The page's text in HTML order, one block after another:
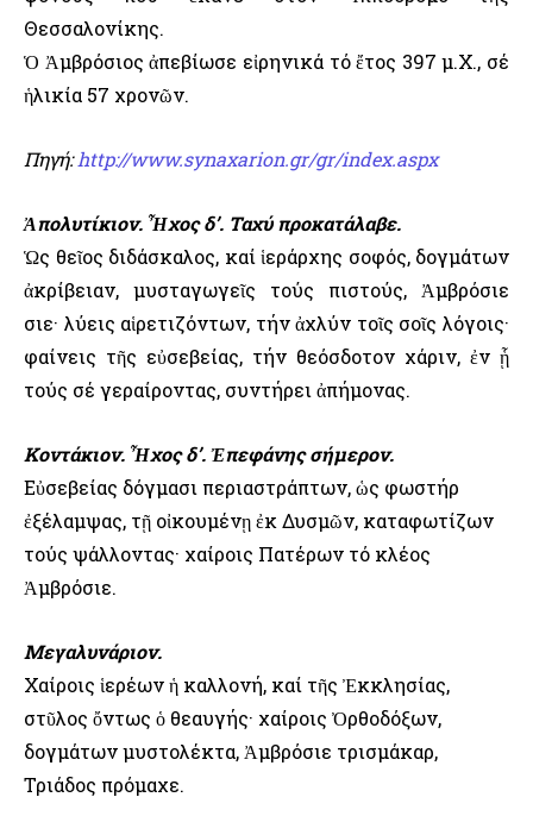
Θεσσαλονίκης.
Ὁ Ἀμβρόσιος ἀπεβίωσε εἰρηνικά τό ἔτος 397 μ.Χ., σέ
ἡλικία 57 χρονῶν.
Πηγή:http://www.synaxarion.gr/gr/index.aspx
Ἀπολυτίκιον. Ἦχος δ’. Ταχύ προκατάλαβε.
Ὡς θεῖος διδάσκαλος, καί ἱεράρχης σοφός, δογμάτων
ἀκρίβειαν, μυσταγωγεῖς τούς πιστούς, Ἀμβρόσιε
Ὅσιε· λύεις αἱρετιζόντων, τήν ἀχλύν τοῖς σοῖς λόγοις·
φαίνεις τῆς εὐσεβείας, τήν θεόσδοτον χάριν, ἐν ᾗ
τούς σέ γεραίροντας, συντήρει ἀπήμονας.
Κοντάκιον. Ἦχος δ’. Ἐπεφάνης σήμερον.
Εὐσεβείας δόγμασι περιαστράπτων, ὡς φωστήρ
ἐξέλαμψας, τῇ οἰκουμένῃ ἐκ Δυσμῶν, καταφωτίζων
τούς ψάλλοντας· χαίροις Πατέρων τό κλέος
Ἀμβρόσιε.
Μεγαλυνάριον.
Χαίροις ἱερέων ἡ καλλονή, καί τῆς Ἐκκλησίας,
στῦλος ὄντως ὁ θεαυγής· χαίροις Ὀρθοδόξων,
δογμάτων μυστολέκτα, Ἀμβρόσιε τρισμάκαρ,
Τριάδος πρόμαχε.